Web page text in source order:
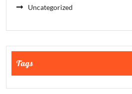
Uncategorized
Tags